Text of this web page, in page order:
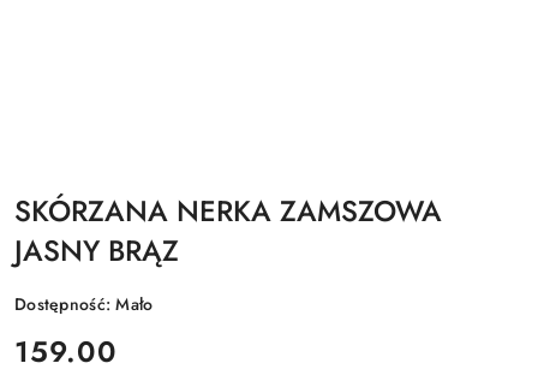
SKÓRZANA NERKA ZAMSZOWA
JASNY BRĄZ
Dostępność:Mało
cena:
159.00